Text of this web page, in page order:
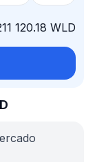
120.18 WLD